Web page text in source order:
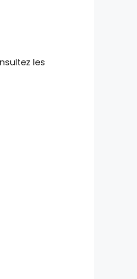
les